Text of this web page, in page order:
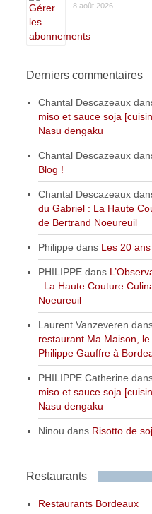
8 août 2026
Derniers commentaires
Chantal Descazeaux
miso et sauce soja
Nasu dengaku
Chantal Descazeaux
Blog !
Chantal Descazeaux
du Gabriel : La Haute
de Bertrand Noeureuil
Philippe dans Les 20
PHILIPPE dans
: La Haute Couture
Noeureuil
Laurent Vanzeveren
restaurant Ma Maison,
Philippe Gauffre à
PHILIPPE Catherine
miso et sauce soja
Nasu dengaku
Ninou dans Risotto de
Restaurants
Restaurants Bordeaux